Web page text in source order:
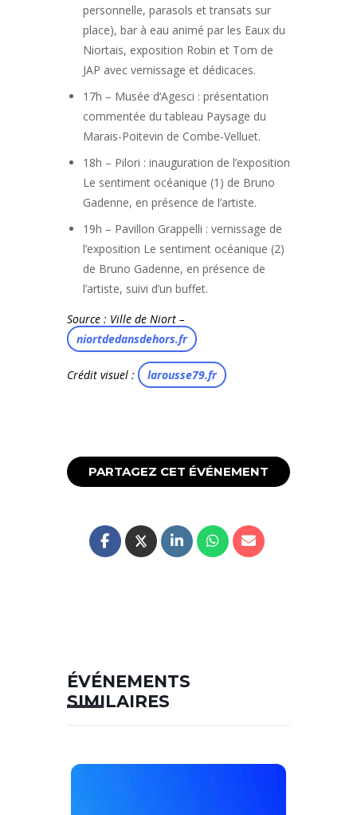
personnelle, parasols et transats sur
place), bar à eau animé par les Eaux du
Niortais, exposition Robin et Tom de
JAP avec vernissage et dédicaces.
17h – Musée d’Agesci : présentation
commentée du tableau Paysage du
Marais-Poitevin de Combe-Velluet.
18h – Pilori : inauguration de l’exposition
Le sentiment océanique (1) de Bruno
Gadenne, en présence de l’artiste.
19h – Pavillon Grappelli : vernissage de
l’exposition Le sentiment océanique (2)
de Bruno Gadenne, en présence de
l’artiste, suivi d’un buffet.
Source : Ville de Niort –
niortdedansdehors.fr
Crédit visuel : larousse79.fr
PARTAGEZ CET ÉVÉNEMENT
ÉVÉNEMENTS
SIMILAIRES